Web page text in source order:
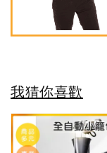
我猜你喜歡